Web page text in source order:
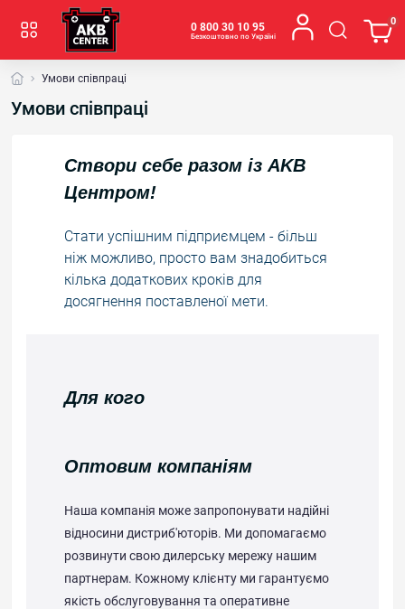
0 800 30 10 95
Безкоштовно по Україні
0
Умови співпраці
Умови співпраці
Створи себе разом із AKB
Центром!
Стати успішним підприємцем - більш
ніж можливо, просто вам знадобиться
кілька додаткових кроків для
досягнення поставленої мети.
Для кого
Оптовим компаніям
Наша компанія може запропонувати надійні
відносини дистриб'юторів. Ми допомагаємо
розвинути свою дилерську мережу нашим
партнерам. Кожному клієнту ми гарантуємо
якість обслуговування та оперативне